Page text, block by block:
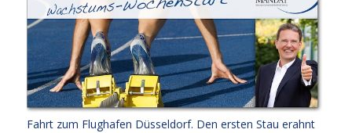
Fahrt zum Flughafen Düsseldorf. Den ersten Stau erahnt